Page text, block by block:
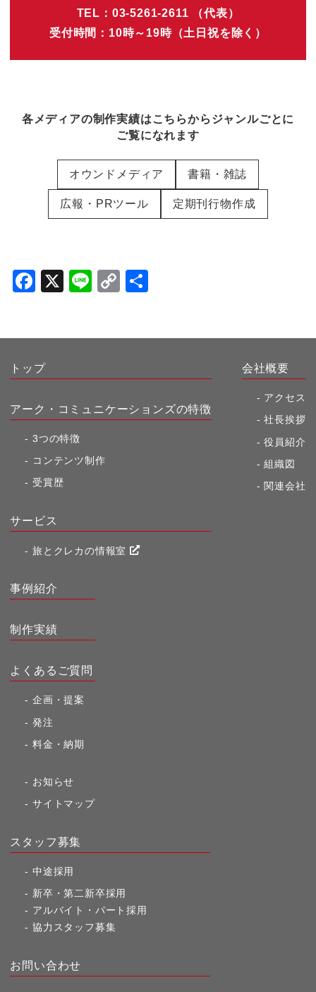
TEL：03-5261-2611 （代表）
受付時間：10時～19時（土日祝を除く）
各メディアの制作実績はこちらからジャンルごとに
ご覧になれます
オウンドメディア 書籍・雑誌
広報・PRツール 定期刊行物作成
F
b
o
k
X
Li
C
k
トップ
アーク・コミュニケーションズの特徴
3つの特徴
コンテンツ制作
受賞歴
サービス
旅とクレカの情報室
会社概要
アクセス
社長挨拶
役員紹介
組織図
関連会社
事例紹介
制作実績
よくあるご質問
企画・提案
発注
料金・納期
お知らせ
サイトマップ
スタッフ募集
中途採用
新卒・第二新卒採用
アルバイト・パート採用
協力スタッフ募集
お問い合わせ